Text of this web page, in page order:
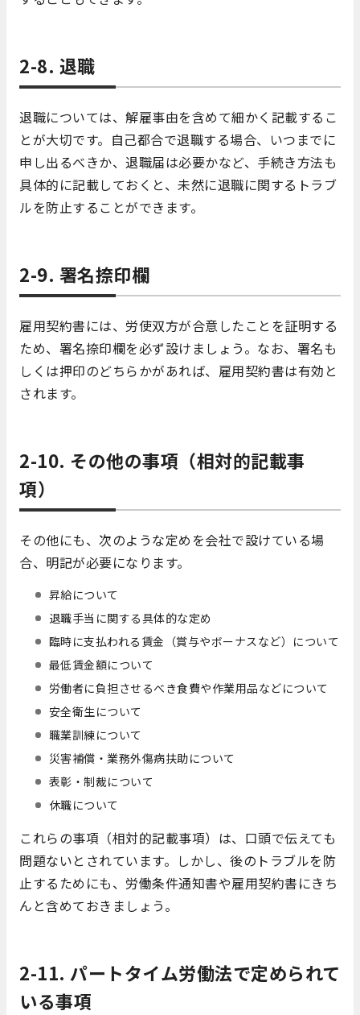
2-8. 退職
退職については、解雇事由を含めて細かく記載するこ
とが大切です。自己都合で退職する場合、いつまでに
申し出るべきか、退職届は必要かなど、手続き方法も
具体的に記載しておくと、未然に退職に関するトラブ
ルを防止することができます。
2-9. 署名捺印欄
雇用契約書には、労使双方が合意したことを証明する
ため、署名捺印欄を必ず設けましょう。なお、署名も
しくは押印のどちらかがあれば、雇用契約書は有効と
されます。
2-10. その他の事項（相対的記載事
項）
その他にも、次のような定めを会社で設けている場
合、明記が必要になります。
昇給について
退職手当に関する具体的な定め
臨時に支払われる賃金（賞与やボーナスなど）について
最低賃金額について
労働者に負担させるべき食費や作業用品などについて
安全衛生について
職業訓練について
災害補償・業務外傷病扶助について
表彰・制裁について
休職について
これらの事項（相対的記載事項）は、口頭で伝えても
問題ないとされています。しかし、後のトラブルを防
止するためにも、労働条件通知書や雇用契約書にきち
んと含めておきましょう。
2-11. パートタイム労働法で定められて
いる事項